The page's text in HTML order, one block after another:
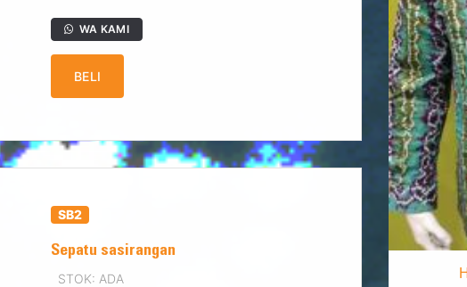
WA KAMI
BELI
SB2
Sepatu sasirangan
STOK: ADA